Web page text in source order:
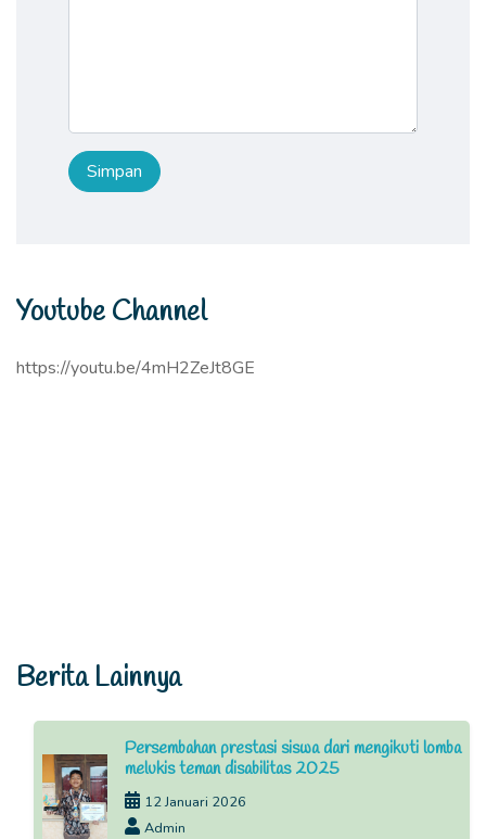
Youtube Channel
https://youtu.be/4mH2ZeJt8GE
Berita Lainnya
Persembahan prestasi siswa dari mengikuti lomba
melukis teman disabilitas 2025
12 Januari 2026
Admin